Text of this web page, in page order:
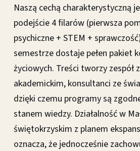
Naszą cechą charakterystyczną
podejście 4 filarów (pierwsza
psychiczne + STEM +
semestrze dostaje pełen pakiet
życiowych. Treści tworzy zespół
akademickim, konsultanci ze
dzięki czemu programy są
stanem wiedzy. Działalność w
świętokrzyskim z planem
oznacza, że jednocześnie